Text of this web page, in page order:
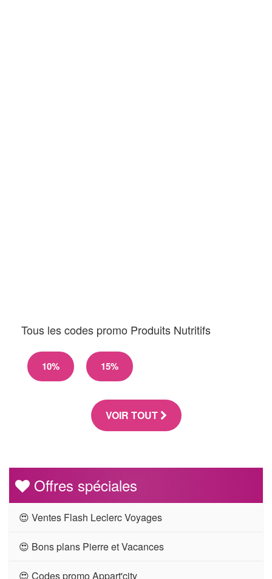
Tous les codes promo Produits Nutritifs
10% 15%
VOIR TOUT
Offres spéciales
😍 Ventes Flash Leclerc Voyages
😍 Bons plans Pierre et Vacances
😍 Codes promo Appart'city